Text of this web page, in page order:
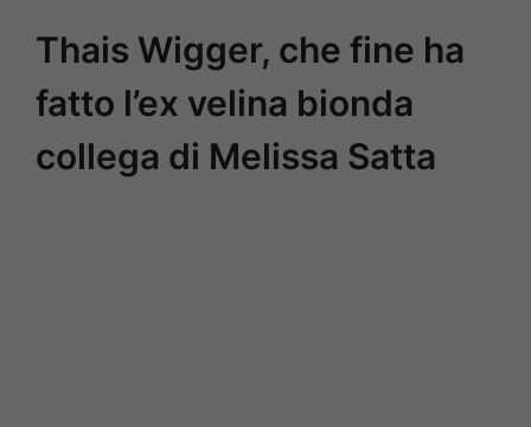
Thais Wigger, che fine ha
fatto l’ex velina bionda
collega di Melissa Satta